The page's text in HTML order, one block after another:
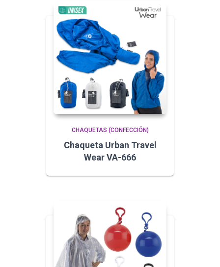
CHAQUETAS (CONFECCIÓN)
Chaqueta Urban Travel
Wear VA-666